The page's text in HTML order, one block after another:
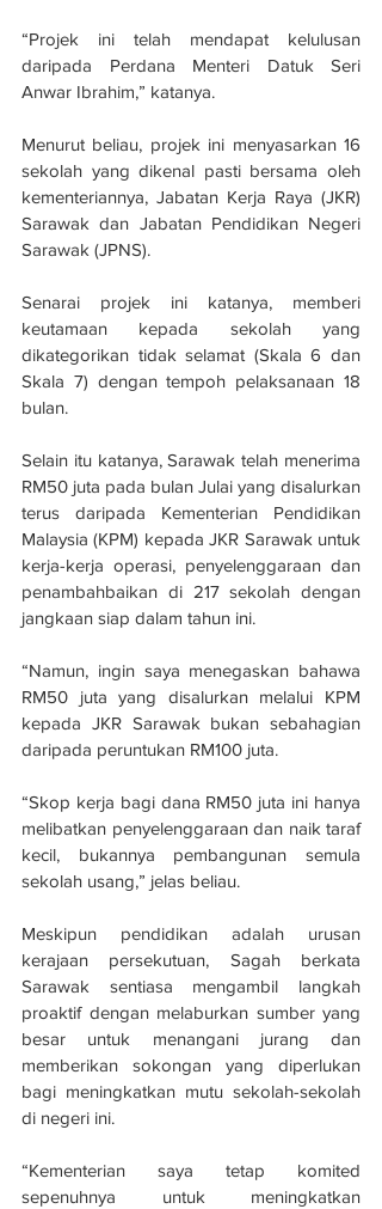
“Projek ini telah mendapat kelulusan
daripada Perdana Menteri Datuk Seri
Anwar Ibrahim,” katanya.
Menurut beliau, projek ini menyasarkan 16
sekolah yang dikenal pasti bersama oleh
kementeriannya, Jabatan Kerja Raya (JKR)
Sarawak dan Jabatan Pendidikan Negeri
Sarawak (JPNS).
Senarai projek ini katanya, memberi
keutamaan kepada sekolah yang
dikategorikan tidak selamat (Skala 6 dan
Skala 7) dengan tempoh pelaksanaan 18
bulan.
Selain itu katanya, Sarawak telah menerima
RM50 juta pada bulan Julai yang disalurkan
terus daripada Kementerian Pendidikan
Malaysia (KPM) kepada JKR Sarawak untuk
kerja-kerja operasi, penyelenggaraan dan
penambahbaikan di 217 sekolah dengan
jangkaan siap dalam tahun ini.
“Namun, ingin saya menegaskan bahawa
RM50 juta yang disalurkan melalui KPM
kepada JKR Sarawak bukan sebahagian
daripada peruntukan RM100 juta.
“Skop kerja bagi dana RM50 juta ini hanya
melibatkan penyelenggaraan dan naik taraf
kecil, bukannya pembangunan semula
sekolah usang,” jelas beliau.
Meskipun pendidikan adalah urusan
kerajaan persekutuan, Sagah berkata
Sarawak sentiasa mengambil langkah
proaktif dengan melaburkan sumber yang
besar untuk menangani jurang dan
memberikan sokongan yang diperlukan
bagi meningkatkan mutu sekolah-sekolah
di negeri ini.
“Kementerian saya tetap komited
sepenuhnya untuk meningkatkan